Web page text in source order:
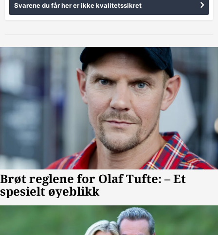
Svarene du får her er ikke kvalitetssikret